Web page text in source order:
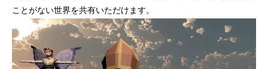
ことがない世界を共有いただけます。